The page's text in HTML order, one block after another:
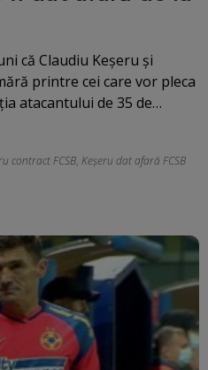
că Claudiu Keșeru și
printre cei care vor pleca
atacantului de 35 de…
contract FCSB, Keșeru dat afară FCSB